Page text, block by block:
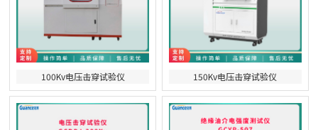
100Kv电压击穿试验仪 150Kv电压击穿试验仪